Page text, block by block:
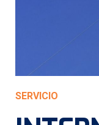
SERVICIO